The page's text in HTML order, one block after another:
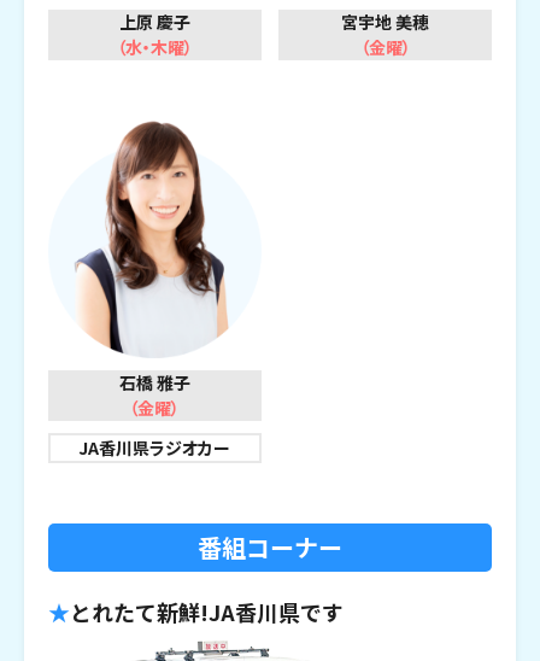
上原 慶子
（水・木曜）
宮宇地 美穂
（金曜）
石橋 雅子
（金曜）
JA香川県ラジオカー
番組コーナー
とれたて新鮮!JA香川県です